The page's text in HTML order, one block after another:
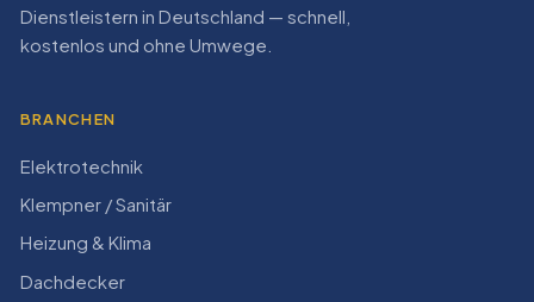
Dienstleistern in Deutschland — schnell,
kostenlos und ohne Umwege.
BRANCHEN
Elektrotechnik
Klempner / Sanitär
Heizung & Klima
Dachdecker